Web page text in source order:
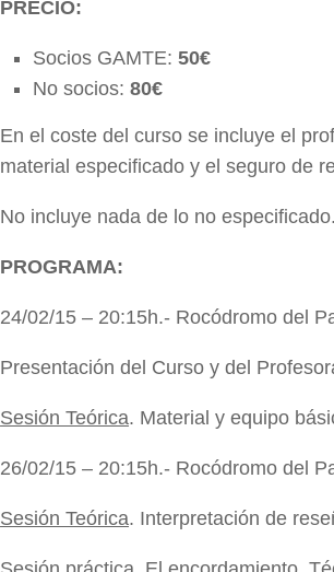
PRECIO:
Socios GAMTE: 50€
No socios: 80€
En el coste del curso se incluye el
material especificado y el seguro de
No incluye nada de lo no especificado.
PROGRAMA:
24/02/15 – 20:15h.- Rocódromo del
Presentación del Curso y del
Sesión Teórica. Material y equipo
26/02/15 – 20:15h.- Rocódromo del
Sesión Teórica. Interpretación de